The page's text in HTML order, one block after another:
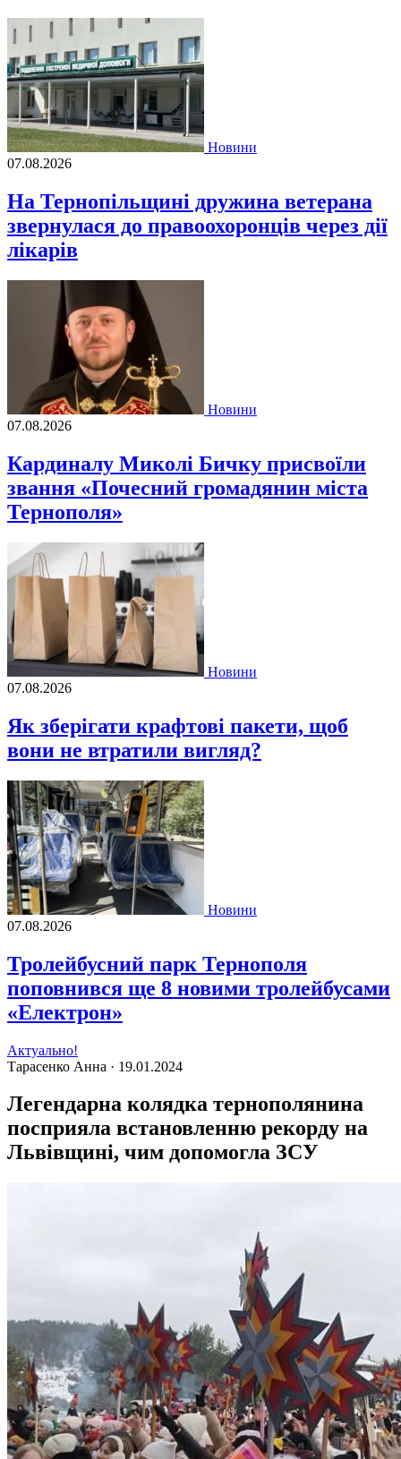
Новини
07.08.2026
На Тернопільщині дружина ветерана
звернулася до правоохоронців через дії
лікарів
Новини
07.08.2026
Кардиналу Миколі Бичку присвоїли
звання «Почесний громадянин міста
Тернополя»
Новини
07.08.2026
Як зберігати крафтові пакети, щоб
вони не втратили вигляд?
Новини
07.08.2026
Тролейбусний парк Тернополя
поповнився ще 8 новими тролейбусами
«Електрон»
Актуально!
Тарасенко Анна · 19.01.2024
Легендарна колядка тернополянина
посприяла встановленню рекорду на
Львівщині, чим допомогла ЗСУ